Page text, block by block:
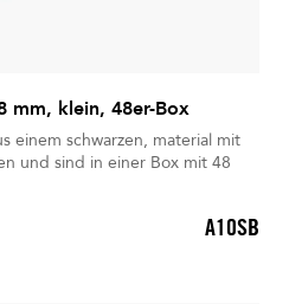
mm, klein, 48er-Box
einem schwarzen, material mit
und sind in einer Box mit 48
A10SB